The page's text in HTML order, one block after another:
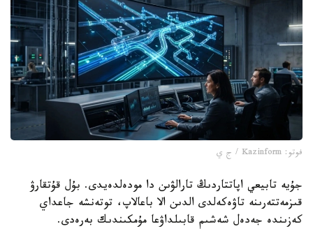
فوتو: Kazinform / ج ي
جۇيە تابيعي اپاتتاردىڭ تارالۋىن دا مودەلدەيدى. بۇل قۇتقارۋ
قىزمەتتەرىنە تاۋەكەلدى الدىن الا باعالاپ، توتەنشە جاعداي
كەزىندە جەدەل شەشىم قابىلداۋعا مۇمكىندىك بەرەدى.